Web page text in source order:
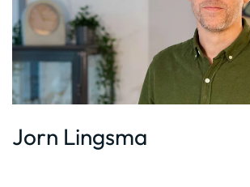
Jorn Lingsma